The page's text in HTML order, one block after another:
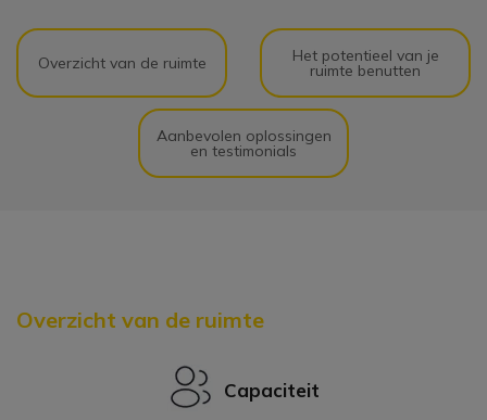
Overzicht van de ruimte Het potentieel van je
ruimte benutten
Aanbevolen oplossingen
en testimonials
Overzicht van de ruimte
Capaciteit